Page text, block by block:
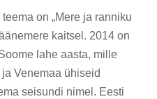
on „Mere ja ranniku
kaitsel. 2014 on
lahe aasta, mille
Venemaa ühiseid
seisundi nimel. Eesti